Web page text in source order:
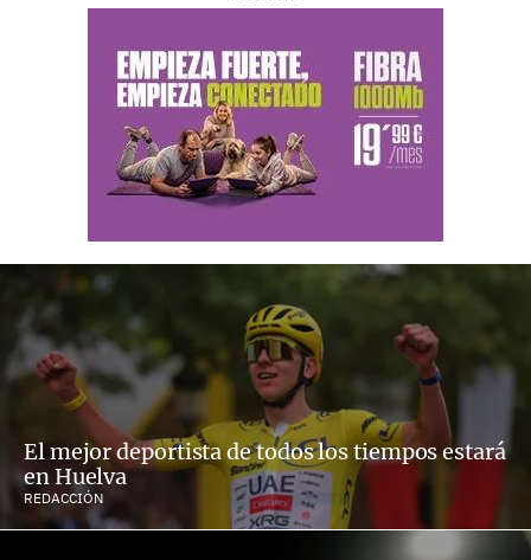
El mejor deportista de todos los tiempos estará
en Huelva
REDACCIÓN